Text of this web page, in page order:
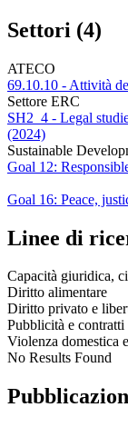
Settori (4)
ATECO
69.10.10 - Attività
Settore ERC
SH2_4 - Legal
(2024)
Sustainable
Goal 12:
Goal 16: Peace,
Linee di
Capacità giuridica,
Diritto alimentare
Diritto privato e
Pubblicità e contratti
Violenza domestica
No Results Found